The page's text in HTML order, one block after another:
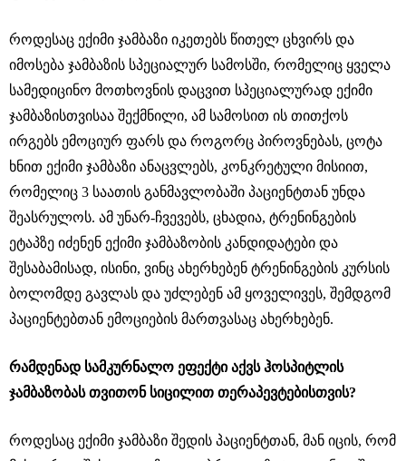
როდესაც ექიმი ჯამბაზი იკეთებს წითელ ცხვირს და
იმოსება ჯამბაზის სპეციალურ სამოსში, რომელიც ყველა
სამედიცინო მოთხოვნის დაცვით სპეციალურად ექიმი
ჯამბაზისთვისაა შექმნილი, ამ სამოსით ის თითქოს
ირგებს ემოციურ ფარს და როგორც პიროვნებას, ცოტა
ხნით ექიმი ჯამბაზი ანაცვლებს, კონკრეტული მისიით,
რომელიც 3 საათის განმავლობაში პაციენტთან უნდა
შეასრულოს. ამ უნარ-ჩვევებს, ცხადია, ტრენინგების
ეტაპზე იძენენ ექიმი ჯამბაზობის კანდიდატები და
შესაბამისად, ისინი, ვინც ახერხებენ ტრენინგების კურსის
ბოლომდე გავლას და უძლებენ ამ ყოველივეს, შემდგომ
პაციენტებთან ემოციების მართვასაც ახერხებენ.
რამდენად სამკურნალო ეფექტი აქვს ჰოსპიტლის
ჯამბაზობას თვითონ სიცილით თერაპევტებისთვის?
როდესაც ექიმი ჯამბაზი შედის პაციენტთან, მან იცის, რომ